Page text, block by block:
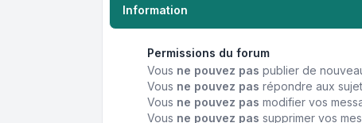
Information
Permissions du forum
Vous ne pouvez pas publier de
Vous ne pouvez pas répondre aux
Vous ne pouvez pas modifier vos
Vous ne pouvez pas supprimer vos